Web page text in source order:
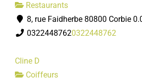
Restaurants
8, rue Faidherbe 80800 Corbie
03224487620322448762
Cline D
Coiffeurs